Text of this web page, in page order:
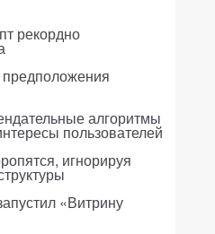
рекордно
алгоритмы
пользователей
игнорируя
«Витрину